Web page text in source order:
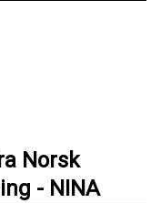
Norsk
- NINA